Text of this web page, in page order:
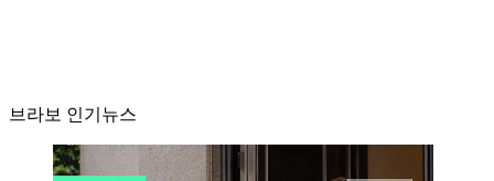
브라보 인기뉴스